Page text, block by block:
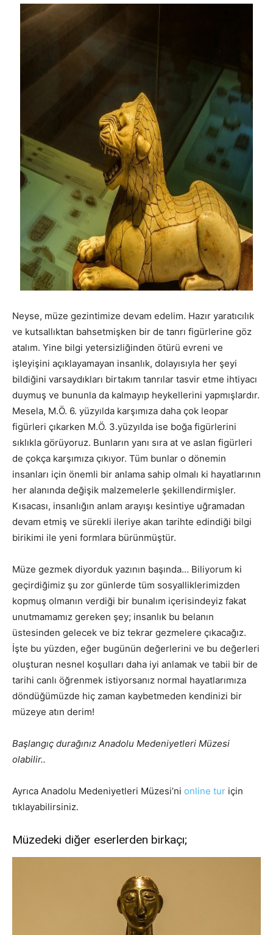
Neyse, müze gezintimize devam edelim. Hazır yaratıcılık
ve kutsallıktan bahsetmişken bir de tanrı figürlerine göz
atalım. Yine bilgi yetersizliğinden ötürü evreni ve
işleyişini açıklayamayan insanlık, dolayısıyla her şeyi
bildiğini varsaydıkları birtakım tanrılar tasvir etme ihtiyacı
duymuş ve bununla da kalmayıp heykellerini yapmışlardır.
Mesela, M.Ö. 6. yüzyılda karşımıza daha çok leopar
figürleri çıkarken M.Ö. 3.yüzyılda ise boğa figürlerini
sıklıkla görüyoruz. Bunların yanı sıra at ve aslan figürleri
de çokça karşımıza çıkıyor. Tüm bunlar o dönemin
insanları için önemli bir anlama sahip olmalı ki hayatlarının
her alanında değişik malzemelerle şekillendirmişler.
Kısacası, insanlığın anlam arayışı kesintiye uğramadan
devam etmiş ve sürekli ileriye akan tarihte edindiği bilgi
birikimi ile yeni formlara bürünmüştür.
Müze gezmek diyorduk yazının başında… Biliyorum ki
geçirdiğimiz şu zor günlerde tüm sosyalliklerimizden
kopmuş olmanın verdiği bir bunalım içerisindeyiz fakat
unutmamamız gereken şey; insanlık bu belanın
üstesinden gelecek ve biz tekrar gezmelere çıkacağız.
İşte bu yüzden, eğer bugünün değerlerini ve bu değerleri
oluşturan nesnel koşulları daha iyi anlamak ve tabii bir de
tarihi canlı öğrenmek istiyorsanız normal hayatlarımıza
döndüğümüzde hiç zaman kaybetmeden kendinizi bir
müzeye atın derim!
Başlangıç durağınız Anadolu Medeniyetleri Müzesi
olabilir..
Ayrıca Anadolu Medeniyetleri Müzesi’ni online tur için
tıklayabilirsiniz.
Müzedeki diğer eserlerden birkaçı;